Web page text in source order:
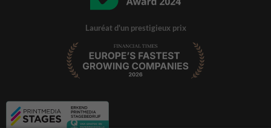
Lauréat d'un prestigieux prix